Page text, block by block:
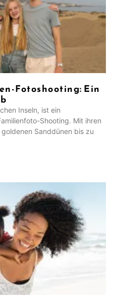
Fotoshooting: Ein
Inseln, ist ein
Shooting. Mit ihren
Sanddünen bis zu